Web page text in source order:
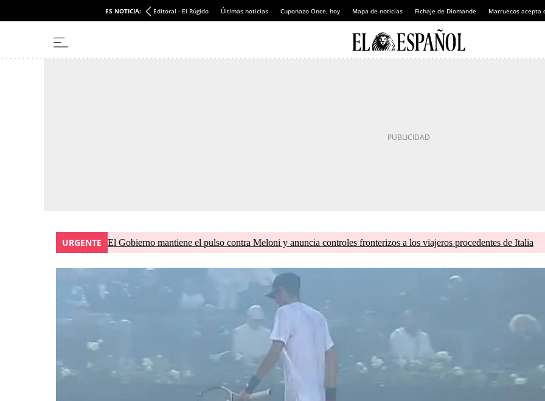
ES NOTICIA: Editoral - El Rúgido Últimas noticias Cuponazo Once, hoy Mapa de noticias Fichaje de Diomande Marruecos acepta
URGENTE El Gobierno mantiene el pulso contra Meloni y anuncia controles fronterizos a los viajeros procedentes de Italia